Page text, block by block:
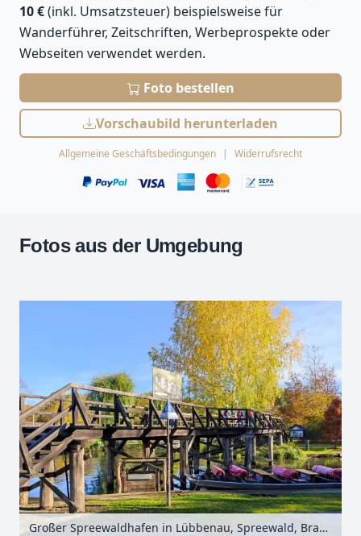
10 €(inkl. Umsatzsteuer) beispielsweise für
Wanderführer, Zeitschriften, Werbeprospekte oder
Webseiten verwendet werden.
Foto bestellen
Vorschaubild herunterladen
Allgemeine Geschäftsbedingungen Widerrufsrecht
Fotos aus der Umgebung
+
Großer Spreewaldhafen in Lübbenau, Spreewald, Brandenburg, Deutschland